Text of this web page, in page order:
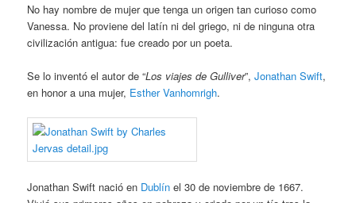
No hay nombre de mujer que tenga un origen tan curioso como
Vanessa. No proviene del latín ni del griego, ni de ninguna otra
civilización antigua: fue creado por un poeta.
Se lo inventó el autor de “Los viajes de Gulliver”,Jonathan Swift,
en honor a una mujer, Esther Vanhomrigh.
Jonathan Swift nació en Dublín el 30 de noviembre de 1667.